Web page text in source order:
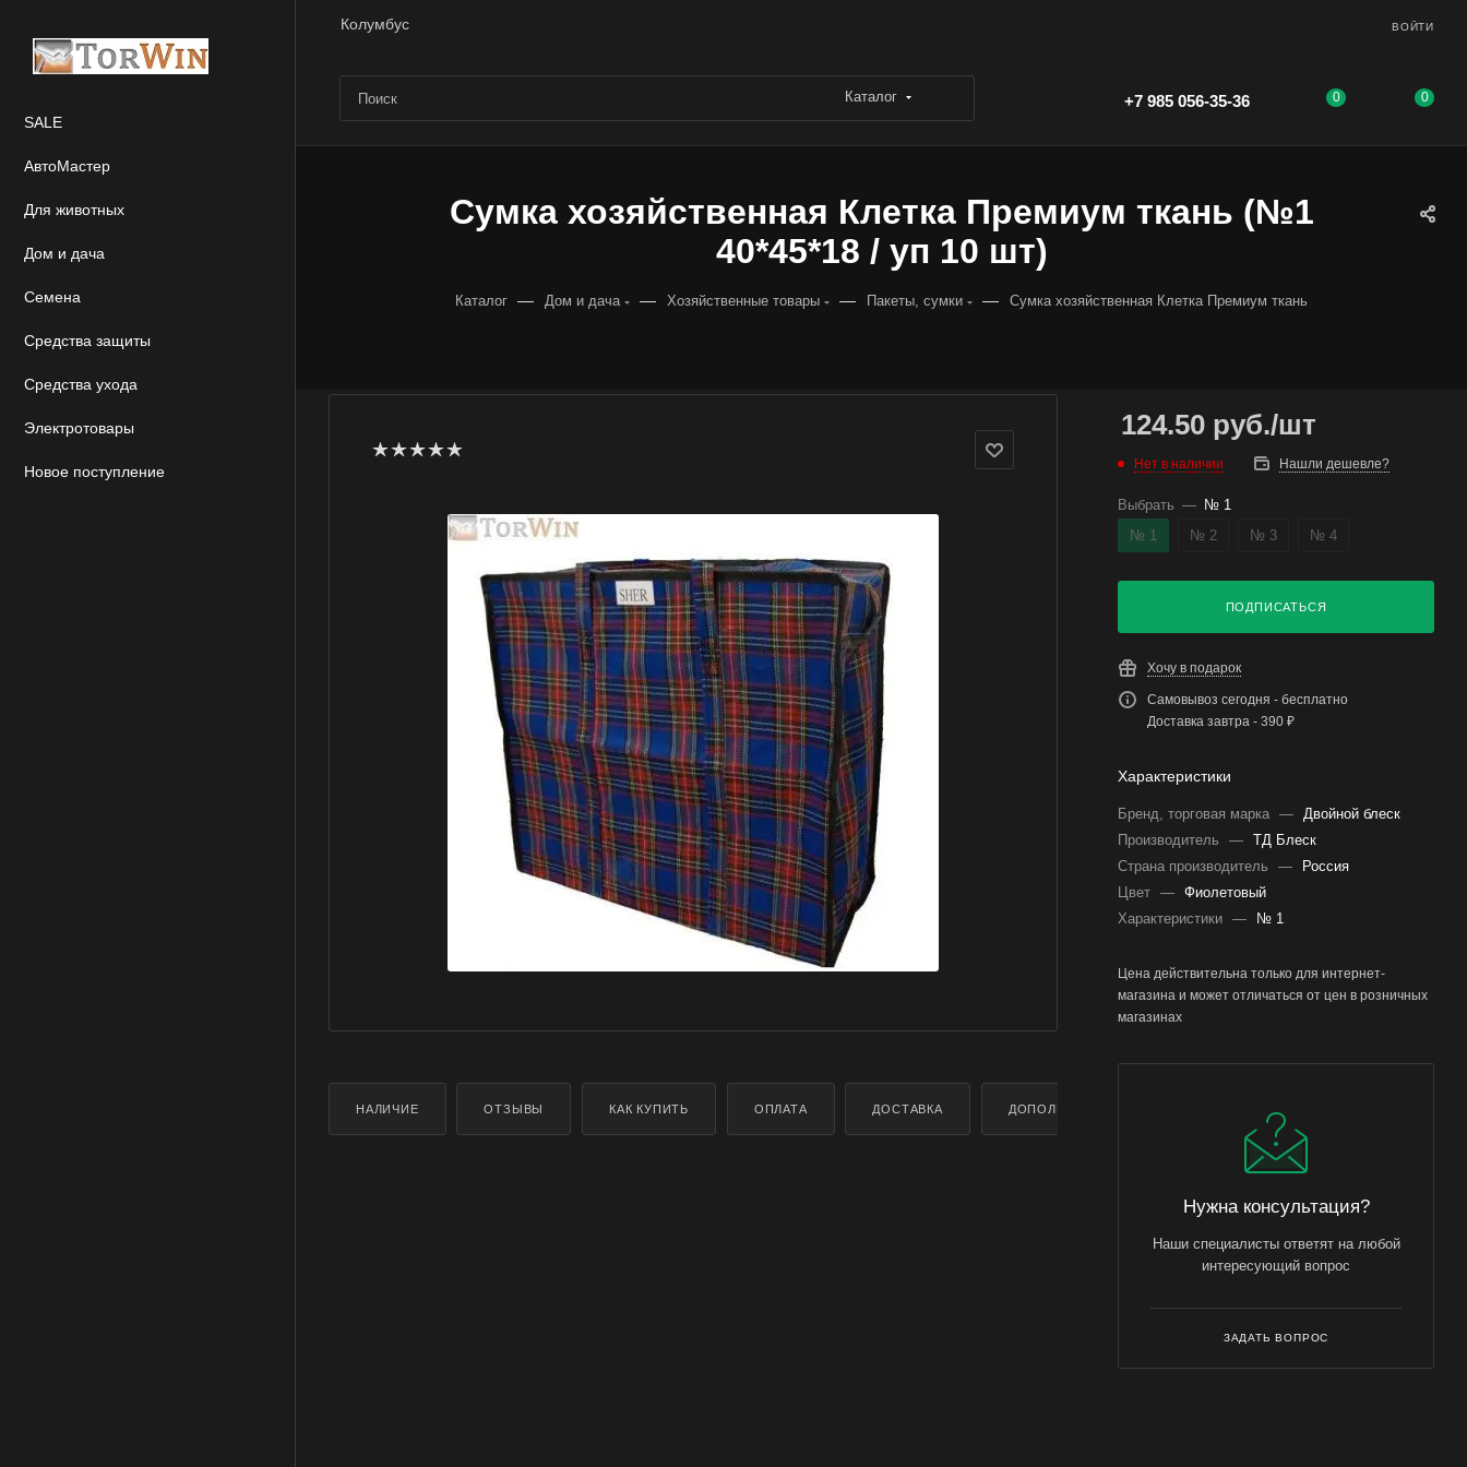
Колумбус ВОЙТИ
Каталог +7 985 056-35-36 0 0
SALE
АвтоМастер
Для животных
Дом и дача
Семена
Средства защиты
Средства ухода
Электротовары
Новое поступление
Сумка хозяйственная Клетка Премиум ткань (№1
40*45*18 / уп 10 шт)
Каталог — Дом и дача — Хозяйственные товары — Пакеты, сумки — Сумка хозяйственная Клетка Премиум ткань
НАЛИЧИЕ ОТЗЫВЫ КАК КУПИТЬ ОПЛАТА ДОСТАВКА ДОПОЛНИТЕЛЬНО
124.50 руб./шт
Нет в наличии Нашли дешевле?
Выбрать — № 1
№ 1
№ 2 № 3 № 4
ПОДПИСАТЬСЯ
Хочу в подарок
Самовывоз сегодня - бесплатно
Доставка завтра - 390 ₽
Характеристики
Бренд, торговая марка — Двойной блеск
Производитель
— ТД Блеск
Страна производитель
—
Россия
Цвет — Фиолетовый
Характеристики — № 1
Цена действительна только для интернет-
магазина и может отличаться от цен в розничных
магазинах
Нужна консультация?
Наши специалисты ответят на любой
интересующий вопрос
ЗАДАТЬ ВОПРОС